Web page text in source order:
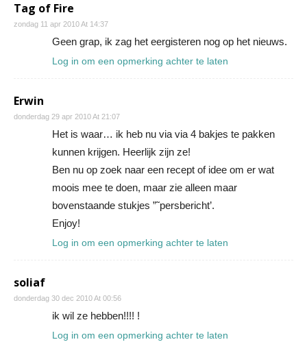
Tag of Fire
zondag 11 apr 2010 At 14:37
Geen grap, ik zag het eergisteren nog op het nieuws.
Log in om een opmerking achter te laten
Erwin
donderdag 29 apr 2010 At 21:07
Het is waar… ik heb nu via via 4 bakjes te pakken
kunnen krijgen. Heerlijk zijn ze!
Ben nu op zoek naar een recept of idee om er wat
moois mee te doen, maar zie alleen maar
bovenstaande stukjes ”˜persbericht’.
Enjoy!
Log in om een opmerking achter te laten
soliaf
donderdag 30 dec 2010 At 00:56
ik wil ze hebben!!!! !
Log in om een opmerking achter te laten